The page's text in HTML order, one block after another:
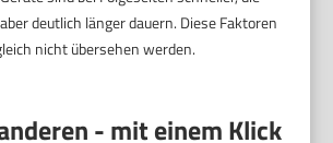
deutlich länger dauern. Diese Faktoren
nicht übersehen werden.